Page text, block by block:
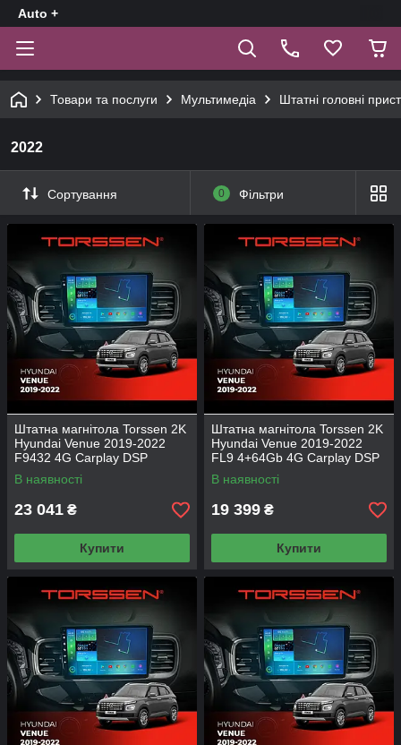
Auto +
Товари та послуги Мультимедіа Штатні головні
2022
Сортування 0 Фільтри
Штатна магнітола Torssen 2K
Hyundai Venue 2019-2022
F9432 4G Carplay DSP
В наявності
23 041 ₴
Купити
Штатна магнітола Torssen 2K
Hyundai Venue 2019-2022
FL9 4+64Gb 4G Carplay DSP
В наявності
19 399 ₴
Купити